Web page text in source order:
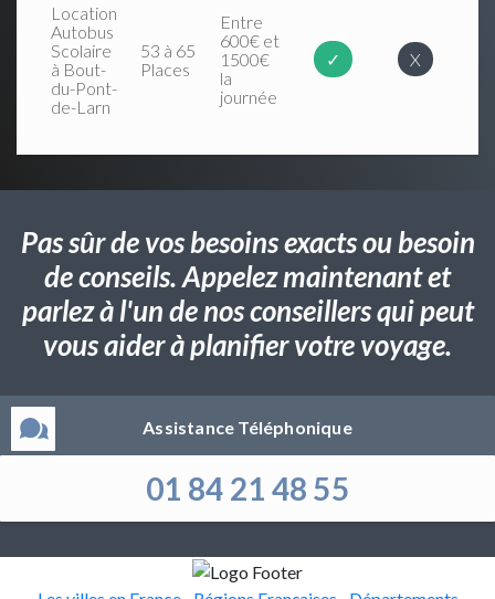
Location
Autobus
Scolaire
à Bout-
du-Pont-
de-Larn
53 à 65
Places
Entre
600€ et
1500€
la
journée
✓ X
Pas sûr de vos besoins exacts ou besoin
de conseils. Appelez maintenant et
parlez à l'un de nos conseillers qui peut
vous aider à planifier votre voyage.
Assistance Téléphonique
01 84 21 48 55